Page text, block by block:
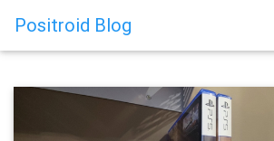
Positroid Blog